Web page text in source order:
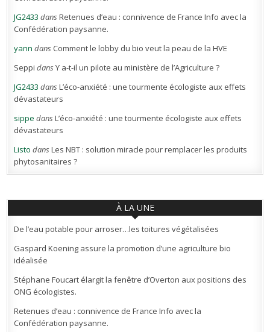
JG2433 dansRetenues d’eau : connivence de France Info avec la
Confédération paysanne.
yann dans Comment le lobby du bio veut la peau de la HVE
Seppi dansY a-t-il un pilote au ministère de l’Agriculture ?
JG2433 dansL’éco-anxiété : une tourmente écologiste aux effets
dévastateurs
sippe dansL’éco-anxiété : une tourmente écologiste aux effets
dévastateurs
Listo dansLes NBT : solution miracle pour remplacer les produits
phytosanitaires ?
À LA UNE
De l’eau potable pour arroser…les toitures végétalisées
Gaspard Koening assure la promotion d’une agriculture bio
idéalisée
Stéphane Foucart élargit la fenêtre d’Overton aux positions des
ONG écologistes.
Retenues d’eau : connivence de France Info avec la
Confédération paysanne.